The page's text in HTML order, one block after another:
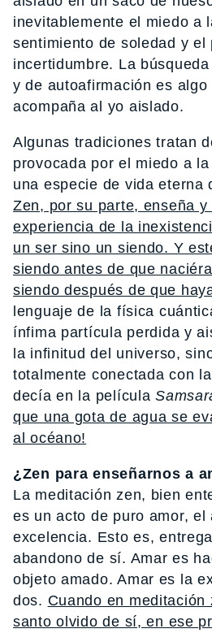
inevitablemente el miedo a
sentimiento de soledad y el
incertidumbre. La
y de autoafirmación es algo
acompaña al yo aislado.
Algunas tradiciones tratan
provocada por el miedo a
una especie de vida eterna
Zen, por su parte, enseña y
experiencia de la
un ser sino un siendo. Y
siendo antes de que
siendo después de que
lenguaje de la física
ínfima partícula perdida y
la infinitud del universo,
totalmente conectada con
decía en la película
que una gota de agua se
al océano!
¿Zen para enseñarnos a
La meditación zen, bien
es un acto de puro amor, el
excelencia. Esto es,
abandono de sí. Amar es
objeto amado. Amar es la
dos. Cuando en meditación
santo olvido de sí, en ese